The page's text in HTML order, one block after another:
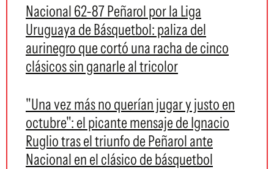
Nacional 62-87 Peñarol por la Liga
Uruguaya de Básquetbol: paliza del
aurinegro que cortó una racha de cinco
clásicos sin ganarle al tricolor
"Una vez más no querían jugar y justo en
octubre": el picante mensaje de Ignacio
Ruglio tras el triunfo de Peñarol ante
Nacional en el clásico de básquetbol